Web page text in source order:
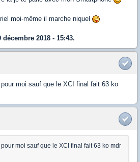
moi-même il marche niquel
2018 - 15:43.
moi sauf que le XCI final fait 63 ko
moi sauf que le XCI final fait 63 ko mdr